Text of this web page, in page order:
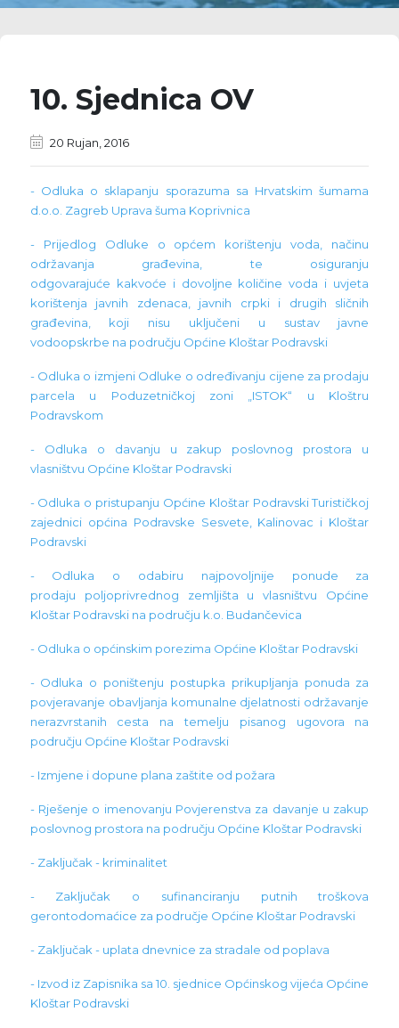
10. Sjednica OV
20 Rujan, 2016
- Odluka o sklapanju sporazuma sa Hrvatskim šumama
d.o.o. Zagreb Uprava šuma Koprivnica
- Prijedlog Odluke o općem korištenju voda, načinu
održavanja građevina, te osiguranju
odgovarajuće kakvoće i dovoljne količine voda i uvjeta
korištenja javnih zdenaca, javnih crpki i drugih sličnih
građevina, koji nisu uključeni u sustav javne
vodoopskrbe na području Općine Kloštar Podravski
- Odluka o izmjeni Odluke o određivanju cijene za prodaju
parcela u Poduzetničkoj zoni „ISTOK“ u Kloštru
Podravskom
- Odluka o davanju u zakup poslovnog prostora u
vlasništvu Općine Kloštar Podravski
- Odluka o pristupanju Općine Kloštar Podravski Turističkoj
zajednici općina Podravske Sesvete, Kalinovac i Kloštar
Podravski
- Odluka o odabiru najpovoljnije ponude za
prodaju poljoprivrednog zemljišta u vlasništvu Općine
Kloštar Podravski na području k.o. Budančevica
- Odluka o općinskim porezima Općine Kloštar Podravski
- Odluka o poništenju postupka prikupljanja ponuda za
povjeravanje obavljanja komunalne djelatnosti održavanje
nerazvrstanih cesta na temelju pisanog ugovora na
području Općine Kloštar Podravski
- Izmjene i dopune plana zaštite od požara
- Rješenje o imenovanju Povjerenstva za davanje u zakup
poslovnog prostora na području Općine Kloštar Podravski
- Zaključak - kriminalitet
- Zaključak o sufinanciranju putnih troškova
gerontodomaćice za područje Općine Kloštar Podravski
- Zaključak - uplata dnevnice za stradale od poplava
- Izvod iz Zapisnika sa 10. sjednice Općinskog vijeća Općine
Kloštar Podravski